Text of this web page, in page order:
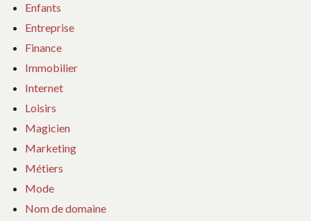
Enfants
Entreprise
Finance
Immobilier
Internet
Loisirs
Magicien
Marketing
Métiers
Mode
Nom de domaine